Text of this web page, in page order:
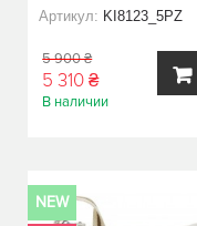
Артикул: KI8123_5PZ
5 900 ₴
5 310 ₴
В наличии
NEW